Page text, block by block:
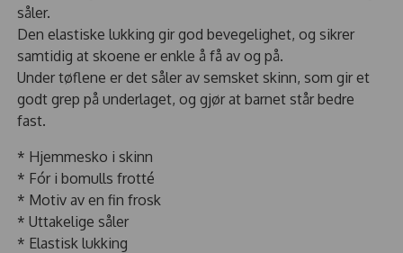
såler.
Den elastiske lukking gir god bevegelighet, og sikrer
samtidig at skoene er enkle å få av og på.
Under tøflene er det såler av semsket skinn, som gir et
godt grep på underlaget, og gjør at barnet står bedre
fast.
* Hjemmesko i skinn
* Fór i bomulls frotté
* Motiv av en fin frosk
* Uttakelige såler
* Elastisk lukking